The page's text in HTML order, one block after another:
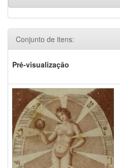
Conjunto de itens:
Pré-visualização